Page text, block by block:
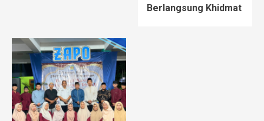
Berlangsung Khidmat